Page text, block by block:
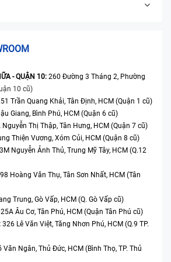
ăn mòn, oxy hóa hoặc chập điện, dẫn đến
120 Hz của iPhone 14 Pro, có thể gây hiện
giật hình... mặc dù phần cứng cáp vẫn ổn
đòi hỏi kiểm tra phần mềm trước khi ép cổ.
lỗi dẫn đến ép cổ màn hình iPhone
- QUẬN 10: 260 Đường 3 Tháng 2, Phường
10 cũ)
Trần Quang Khải, Tân Định, HCM (Quận 1 cũ)
Giang, Bình Phú, HCM (Quận 6 cũ)
Nguyễn Thị Thập, Tân Hưng, HCM (Quận 7 cũ)
Thiện Vương, Xóm Củi, HCM (Quận 8 cũ)
Nguyễn Ảnh Thủ, Trung Mỹ Tây, HCM (Q.12
Hoàng Văn Thụ, Tân Sơn Nhất, HCM (Tân
Trung, Gò Vấp, HCM (Q. Gò Vấp cũ)
Âu Cơ, Tân Phú, HCM (Quận Tân Phú cũ)
326 Lê Văn Việt, Tăng Nhơn Phú, HCM (Q.9 TP.
Văn Ngân, Thủ Đức, HCM (Bình Thọ, TP. Thủ